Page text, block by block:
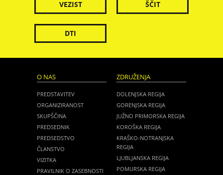
VEZIST ŠČIT
DTI
O NAS
PREDSTAVITEV
ORGANIZIRANOST
SKUPŠČINA
PREDSEDNIK
PREDSEDSTVO
ČLANSTVO
VIZITKA
PRAVILNIK O ZASEBNOSTI
ZDRUŽENJA
DOLENJSKA REGIJA
GORENJSKA REGIJA
JUŽNO PRIMORSKA REGIJA
KOROŠKA REGIJA
KRAŠKO-NOTRANJSKA
REGIJA
LJUBLJANSKA REGIJA
POMURSKA REGIJA